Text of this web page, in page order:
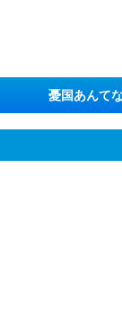
憂国あんて